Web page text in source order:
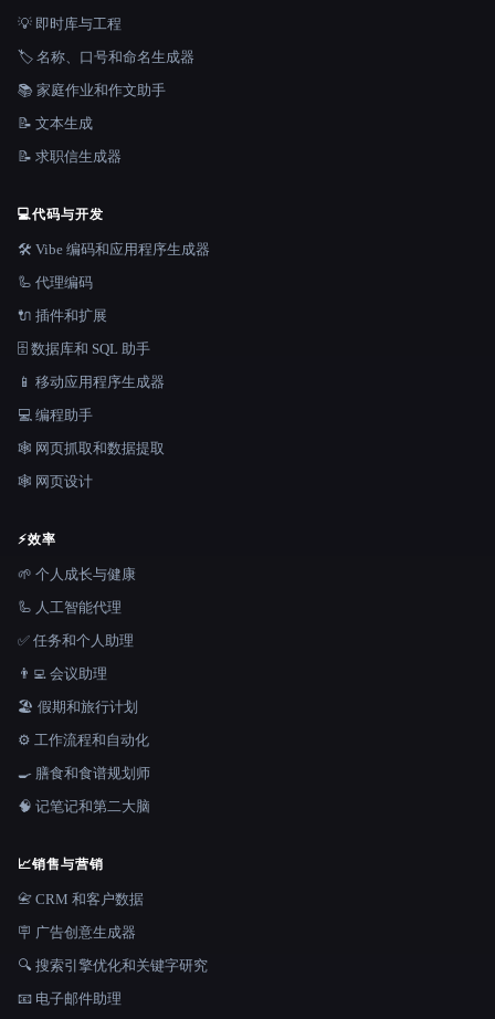
💡 即时库与工程
🏷️ 名称、口号和命名生成器
📚 家庭作业和作文助手
📝 文本生成
📝 求职信生成器
💻代码与开发
🛠️ Vibe 编码和应用程序生成器
🦾 代理编码
🔌 插件和扩展
🗄️ 数据库和 SQL 助手
📱 移动应用程序生成器
💻 编程助手
🕸️ 网页抓取和数据提取
🕸 网页设计
⚡效率
🌱 个人成长与健康
🦾 人工智能代理
✅ 任务和个人助理
👨‍💻 会议助理
🏖 假期和旅行计划
⚙️ 工作流程和自动化
🍳 膳食和食谱规划师
🧠 记笔记和第二大脑
📈销售与营销
📇 CRM 和客户数据
🪧 广告创意生成器
🔍 搜索引擎优化和关键字研究
📧 电子邮件助理